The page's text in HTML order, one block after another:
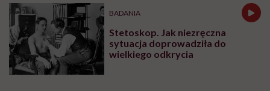
BADANIA
Stetoskop. Jak niezręczna
sytuacja doprowadziła do
wielkiego odkrycia